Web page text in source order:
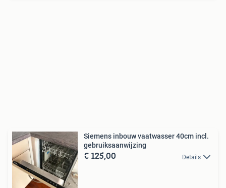
Siemens inbouw vaatwasser 40cm incl.
gebruiksaanwijzing
€ 125,00 Details